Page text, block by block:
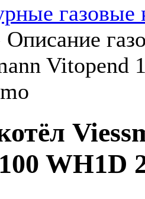
газовые
Описание
Vitopend
WH1D